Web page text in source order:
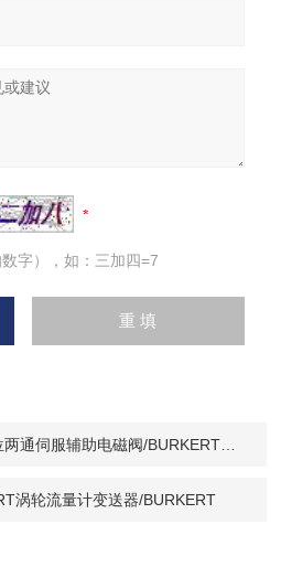
字），如：三加四=7
伺服辅助电磁阀/BURKERT6642型
涡轮流量计变送器/BURKERT